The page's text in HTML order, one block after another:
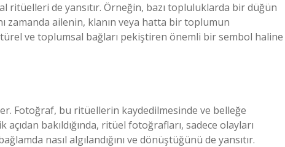
ritüelleri de yansıtır. Örneğin, bazı topluluklarda bir düğün
zamanda ailenin, klanın veya hatta bir toplumun
ve toplumsal bağları pekiştiren önemli bir sembol haline
Fotoğraf, bu ritüellerin kaydedilmesinde ve belleğe
bakıldığında, ritüel fotoğrafları, sadece olayları
nasıl algılandığını ve dönüştüğünü de yansıtır.